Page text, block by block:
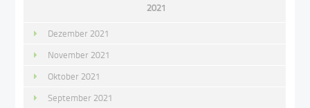
2021
Dezember 2021
November 2021
Oktober 2021
September 2021